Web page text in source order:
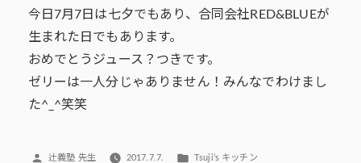
今日7月7日は七夕でもあり、合同会社RED&BLUEが
生まれた日でもあります。
おめでとうジュース？つきです。
ゼリーは一人分じゃありません！みんなでわけまし
た^_^笑笑
投
辻義塾 先生 2017.7.7.
カ
Tsuji’s キッチン